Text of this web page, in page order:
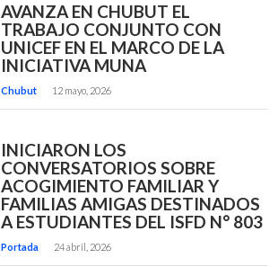
AVANZA EN CHUBUT EL
TRABAJO CONJUNTO CON
UNICEF EN EL MARCO DE LA
INICIATIVA MUNA
Chubut 12 mayo, 2026
INICIARON LOS
CONVERSATORIOS SOBRE
ACOGIMIENTO FAMILIAR Y
FAMILIAS AMIGAS DESTINADOS
A ESTUDIANTES DEL ISFD N° 803
Portada 24 abril, 2026